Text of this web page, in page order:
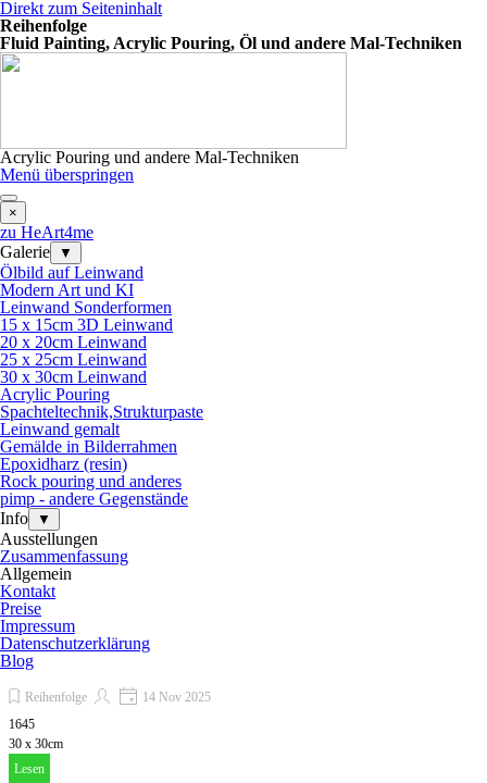
Direkt zum Seiteninhalt
Reihenfolge
Fluid Painting, Acrylic Pouring, Öl und andere Mal-Techniken
Acrylic Pouring und andere Mal-Techniken
Menü überspringen
×
zu HeArt4me
Galerie
▼
Ölbild auf Leinwand
Modern Art und KI
Leinwand Sonderformen
15 x 15cm 3D Leinwand
20 x 20cm Leinwand
25 x 25cm Leinwand
30 x 30cm Leinwand
Acrylic Pouring
Spachteltechnik,Strukturpaste
Leinwand gemalt
Gemälde in Bilderrahmen
Epoxidharz (resin)
Rock pouring und anderes
pimp - andere Gegenstände
Info
▼
Ausstellungen
Zusammenfassung
Allgemein
Kontakt
Preise
Impressum
Datenschutzerklärung
Blog
Reihenfolge
14 Nov 2025
1645
30 x 30cm
Lesen